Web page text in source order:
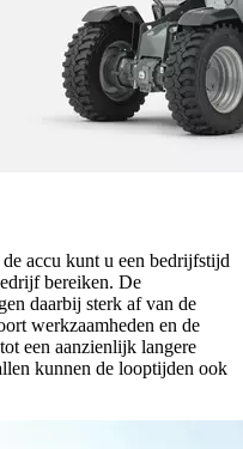
accu kunt u een bedrijfstijd
bereiken. De
daarbij sterk af van de
werkzaamheden en de
een aanzienlijk langere
kunnen de looptijden ook